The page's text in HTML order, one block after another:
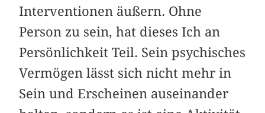
Interventionen äußern. Ohne
Person zu sein, hat dieses Ich an
Persönlichkeit Teil. Sein psychisches
Vermögen lässt sich nicht mehr in
Sein und Erscheinen auseinander